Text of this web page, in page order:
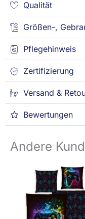
Qualität
Größen-,
Pflegehinweis
Zertifizierung
Versand &
Bewertungen
Andere